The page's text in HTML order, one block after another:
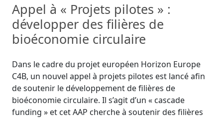
Appel à « Projets pilotes » :
développer des filières de
bioéconomie circulaire
Dans le cadre du projet européen Horizon Europe
C4B, un nouvel appel à projets pilotes est lancé afin
de soutenir le développement de filières de
bioéconomie circulaire. Il s’agit d’un « cascade
funding » et cet AAP cherche à soutenir des filières